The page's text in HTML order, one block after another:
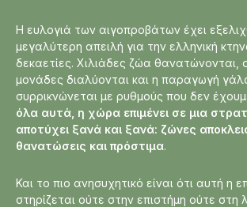
Η ευλογιά των αιγοπροβάτων έχει
μεγαλύτερη απειλή για την ελληνική
δεκαετίες. Χιλιάδες ζώα θανατώνονται,
μονάδες διαλύονται και η παραγωγή
συρρικνώνεται με ρυθμούς που δεν
όλα αυτά, η χώρα επιμένει σε μια
αποτύχει ξανά και ξανά: ζώνες
θανατώσεις και πρόστιμα.
Και το πιο ανησυχητικό είναι ότι αυτή η
στηρίζεται ούτε στην επιστήμη ούτε στη